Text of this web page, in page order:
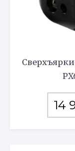
14